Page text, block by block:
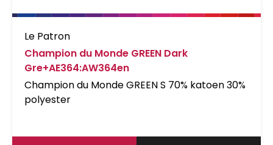
Le Patron
Champion du Monde GREEN Dark
Gre+AE364:AW364en
Champion du Monde GREEN S 70% katoen 30%
polyester